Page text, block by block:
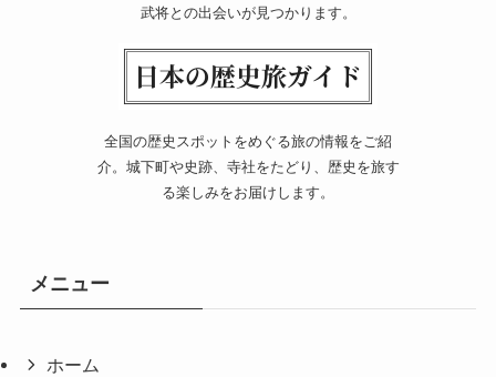
武将との出会いが見つかります。
全国の歴史スポットをめぐる旅の情報をご紹
介。城下町や史跡、寺社をたどり、歴史を旅す
る楽しみをお届けします。
メニュー
ホーム